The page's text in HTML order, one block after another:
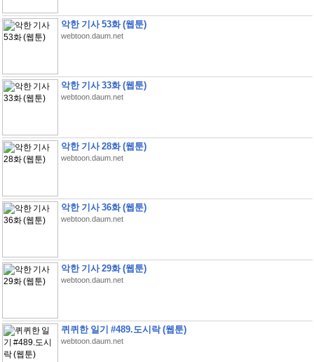
악한 기사 53화 (웹툰)
webtoon.daum.net
악한 기사 33화 (웹툰)
webtoon.daum.net
악한 기사 28화 (웹툰)
webtoon.daum.net
악한 기사 36화 (웹툰)
webtoon.daum.net
악한 기사 29화 (웹툰)
webtoon.daum.net
퀴퀴한 일기 #489.도시락 (웹툰)
webtoon.daum.net